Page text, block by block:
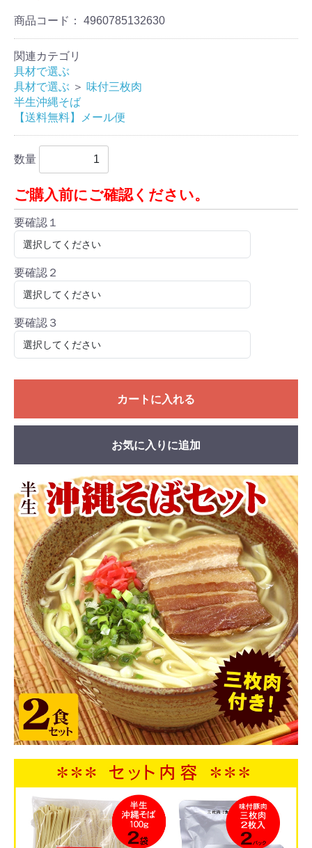
商品コード： 4960785132630
関連カテゴリ
具材で選ぶ
具材で選ぶ ＞ 味付三枚肉
半生沖縄そば
【送料無料】メール便
数量
ご購入前にご確認ください。
要確認１
要確認２
要確認３
カートに入れる
お気に入りに追加